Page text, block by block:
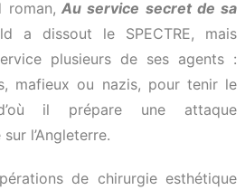
roman, Au service secret de sa
a dissout le SPECTRE, mais
plusieurs de ses agents :
mafieux ou nazis, pour tenir le
il prépare une attaque
l’Angleterre.
de chirurgie esthétique